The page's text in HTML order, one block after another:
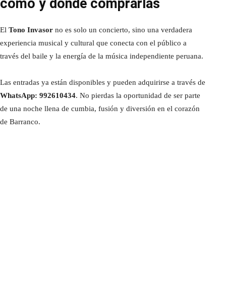
cómo y dónde comprarlas
El Tono Invasor no es solo un concierto, sino una verdadera
experiencia musical y cultural que conecta con el público a
través del baile y la energía de la música independiente peruana.
Las entradas ya están disponibles y pueden adquirirse a través de
WhatsApp: 992610434. No pierdas la oportunidad de ser parte
de una noche llena de cumbia, fusión y diversión en el corazón
de Barranco.